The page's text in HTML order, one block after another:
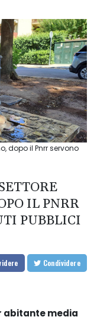
dopo il Pnrr servono
IL PNRR
PUBBLICI
Condividere
abitante media